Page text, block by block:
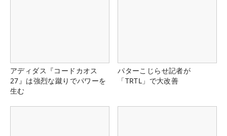
アディダス『コードカオス
27』は強烈な蹴りでパワーを
生む
パターこじらせ記者が
「TRTL」で大改善